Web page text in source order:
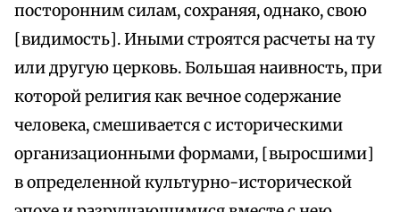
посторонним силам, сохраняя, однако, свою
[видимость]. Иными строятся расчеты на ту
или другую церковь. Большая наивность, при
которой религия как вечное содержание
человека, смешивается с историческими
организационными формами, [выросшими]
в определенной культурно-исторической